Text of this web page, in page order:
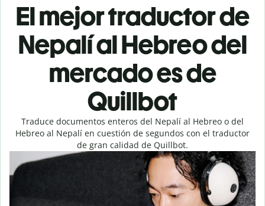
El mejor traductor de
Nepalí al Hebreo del
mercado es de
Quillbot
Traduce documentos enteros del Nepalí al Hebreo o del
Hebreo al Nepalí en cuestión de segundos con el traductor
de gran calidad de Quillbot.